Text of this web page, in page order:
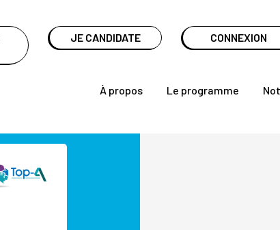
JE CANDIDATE CONNEXION
À propos Le programme